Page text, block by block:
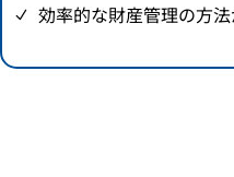
効率的な財産管理の方